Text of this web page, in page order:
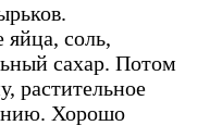
соль,
сахар. Потом
растительное
Хорошо